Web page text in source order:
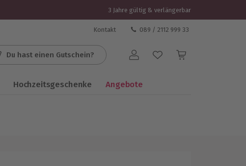
3 Jahre gültig & verlängerbar
Kontakt 089 / 2112 999 33
Du hast einen Gutschein? Benutzerkonto
Hochzeitsgeschenke Angebote